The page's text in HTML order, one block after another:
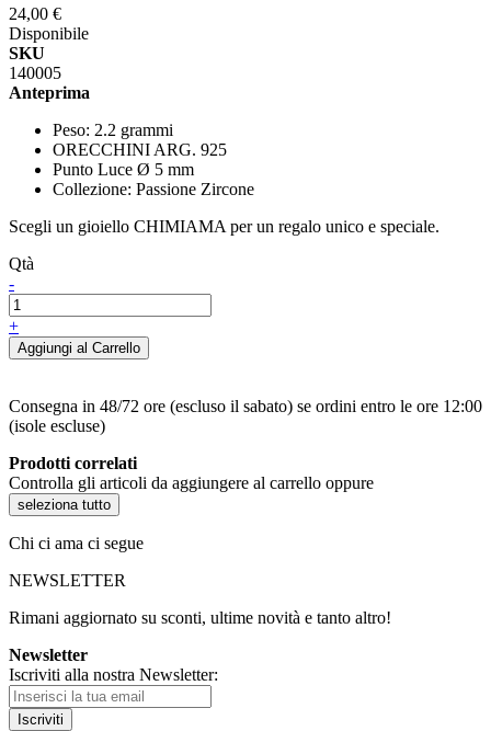
24,00 €
Disponibile
SKU
140005
Anteprima
Peso: 2.2 grammi
ORECCHINI ARG. 925
Punto Luce Ø 5 mm
Collezione: Passione Zircone
Scegli un gioiello CHIMIAMA per un regalo unico e speciale.
Qtà
-
+
Aggiungi al Carrello
Consegna in 48/72 ore (escluso il sabato) se ordini entro le ore 12:00
(isole escluse)
Prodotti correlati
Controlla gli articoli da aggiungere al carrello oppure
seleziona tutto
Chi ci ama ci segue
NEWSLETTER
Rimani aggiornato su sconti, ultime novità e tanto altro!
Newsletter
Iscriviti alla nostra Newsletter:
Iscriviti